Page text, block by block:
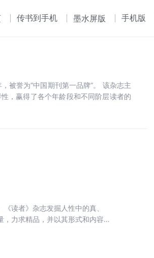
传书到手机 墨水屏版 手机版
被誉为“中国期刊第一品牌”。 该杂志主
，赢得了各个年龄段和不同阶层读者的
读者》杂志发掘人性中的真、
力求精品，并以其形式和内容的